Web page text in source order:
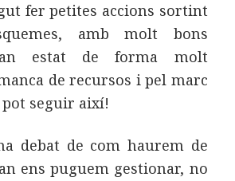
fer petites accions sortint
amb molt bons
estat de forma molt
de recursos i pel marc
seguir així!
debat de com haurem de
ens puguem gestionar, no